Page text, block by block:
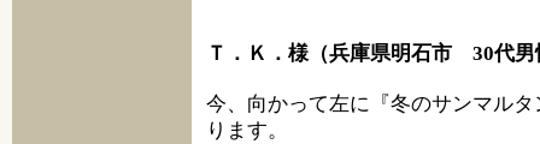
Ｔ．Ｋ．様（兵庫県明石市 30代男
今、向かって左に『冬のサンマル
ります。